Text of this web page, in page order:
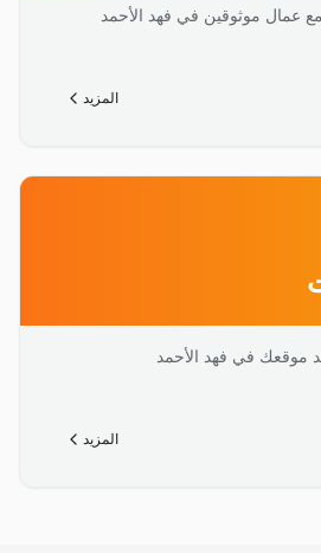
عمال موثوقين في فهد الأحمد
المزيد
موقعك في فهد الأحمد
المزيد